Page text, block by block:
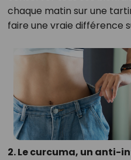
chaque matin sur une
faire une vraie différence
2. Le curcuma, un anti-